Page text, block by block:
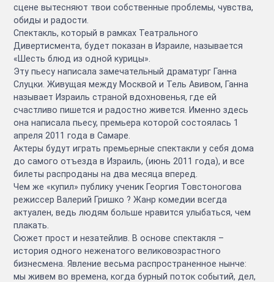
сцене вытесняют твои собственные проблемы, чувства,
обиды и радости.
Спектакль, который в рамках Театрального
Дивертисмента, будет показан в Израиле, называется
«Шесть блюд из одной курицы».
Эту пьесу написала замечательный драматург Ганна
Слуцки. Живущая между Москвой и Тель Авивом, Ганна
называет Израиль страной вдохновенья, где ей
счастливо пишется и радостно живется. Именно здесь
она написала пьесу, премьера которой состоялась 1
апреля 2011 года в Самаре.
Актеры будут играть премьерные спектакли у себя дома
до самого отъезда в Израиль, (июнь 2011 года), и все
билеты распроданы на два месяца вперед.
Чем же «купил» публику ученик Георгия Товстоногова
режиссер Валерий Гришко ? Жанр комедии всегда
актуален, ведь людям больше нравится улыбаться, чем
плакать.
Сюжет прост и незатейлив. В основе спектакля –
история одного неженатого великовозрастного
бизнесмена. Явление весьма распространенное нынче:
мы живем во времена, когда бурный поток событий, дел,